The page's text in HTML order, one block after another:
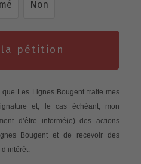
Non
la pétition
que Les Lignes Bougent traite mes
et, le cas échéant, mon
d’être informé(e) des actions
Bougent et de recevoir des